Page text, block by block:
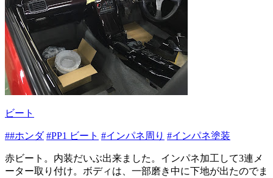
ビート
##ホンダ #PP1 ビート #インパネ周り #インパネ塗装
赤ビート。内装だいぶ出来ました。インパネ加工して3連メ
ーター取り付け。ボディは、一部磨き中に下地が出たのでま